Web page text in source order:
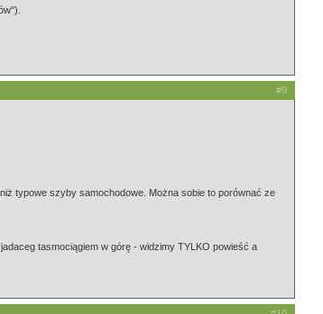
#9
typowe szyby samochodowe. Można sobie to porównać ze
tasmociągiem w górę - widzimy TYLKO powieść a